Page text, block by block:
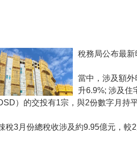
稅務局公布最新
當中，涉及額
升6.9%; 涉及住
）的交投有1宗，與2份數字月持平
稅3月份總稅收涉及約9.95億元，較